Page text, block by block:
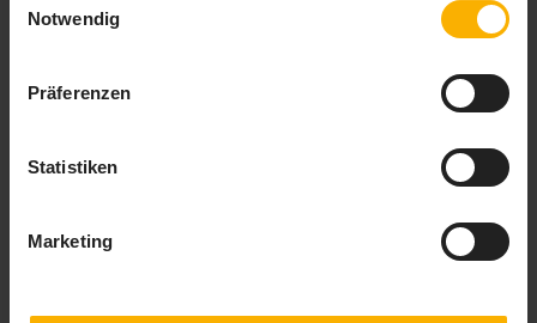
Cookies, wenn Sie unsere Webseite weiterhin nutzen.
Notwendig
Präferenzen
Statistiken
Marketing
Wenn die Temperaturen fallen ist es Zeit Ihr Auto winterfest zu machen.